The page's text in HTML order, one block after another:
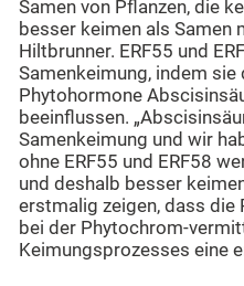
Samen von Pflanzen, die
besser keimen als Samen
Hiltbrunner. ERF55 und
Samenkeimung, indem sie
Phytohormone
beeinflussen.
Samenkeimung und wir
ohne ERF55 und ERF58
und deshalb besser
erstmalig zeigen, dass die
bei der Phytochrom-
Keimungsprozesses eine